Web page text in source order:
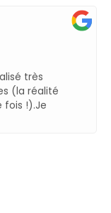
très
(la réalité
!).Je